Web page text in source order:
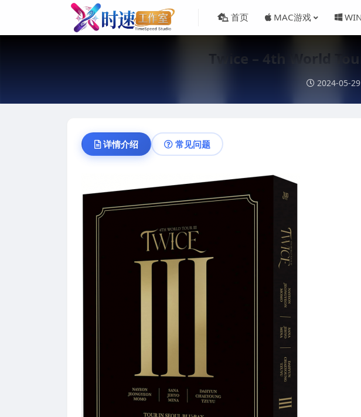
首页 MAC游戏
Twice – 4th World
2024-05-29
详情介绍 常见问题